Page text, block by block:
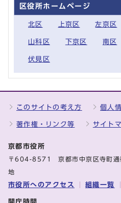
区役所ホームページ
北区 上京区 左京区
山科区 下京区 南区
伏見区
このサイトの考え方 個人
著作権・リンク等 サイト
京都市役所
〒604-8571 京都市中京区寺町通
地
市役所へのアクセス 組織一覧